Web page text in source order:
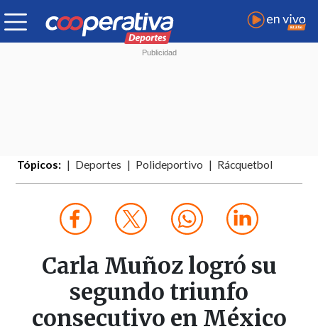
Tópicos: Deportes Polideportivo Rácquetbol
Carla Muñoz logró su
segundo triunfo
consecutivo en México